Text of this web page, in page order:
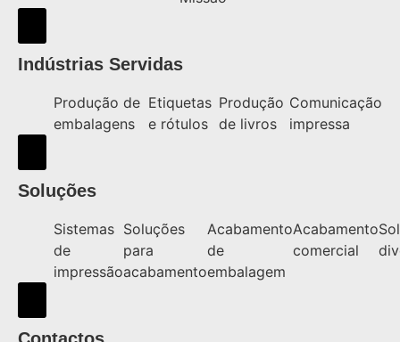
Indústrias Servidas
Produção de
embalagens
Etiquetas
e rótulos
Produção
de livros
Comunicação
impressa
Soluções
Sistemas
de
impressão
Soluções
para
acabamento
Acabamento
de
embalagem
Acabamento
comercial